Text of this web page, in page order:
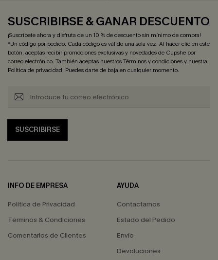
SUSCRIBIRSE & GANAR DESCUENTO
¡Suscríbete ahora y disfruta de un 10 % de descuento sin mínimo de compra!
*Un código por pedido. Cada código es válido una sola vez. Al hacer clic en este
botón, aceptas recibir promociones exclusivas y novedades de Cupshe por
correo electrónico. También aceptas nuestrosTérminos y condicionesy nuestra
Política de privacidad. Puedes darte de baja en cualquier momento.
SUSCRIBIRSE
INFO DE EMPRESA
Política de Privacidad
Términos & Condiciones
Comentarios de Clientes
AYUDA
Contactarnos
Estado del Pedido
Envío
Devoluciones